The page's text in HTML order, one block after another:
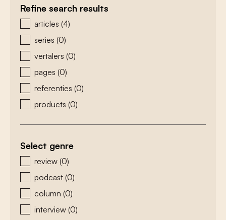
Refine search results
zoeken - type
articles (4)
series (0)
vertalers (0)
pages (0)
referenties (0)
products (0)
Select genre
zoeken - genre
review (0)
podcast (0)
column (0)
interview (0)